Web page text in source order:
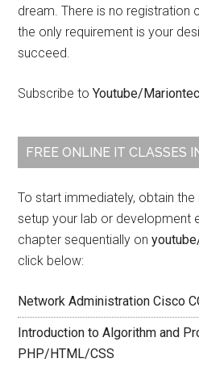
dream. There is no registration
the only requirement is your
succeed.
Subscribe toYoutube/
FREE ONLINE IT CLASSES
To start immediately, obtain
setup your lab or development
chapter sequentially on
click below:
Network Administration Cisco
Introduction to Algorithm and
PHP/HTML/CSS